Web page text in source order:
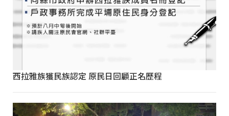
西拉雅族獲民族認定 原民日回顧正名歷程